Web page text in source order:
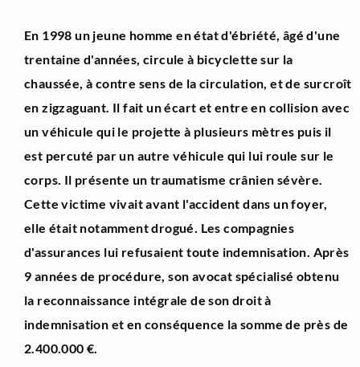
En 1998 un jeune homme en état d'ébriété, âgé d'une
trentaine d'années, circule à bicyclette sur la
chaussée, à contre sens de la circulation, et de surcroît
en zigzaguant. Il fait un écart et entre en collision avec
un véhicule qui le projette à plusieurs mètres puis il
est percuté par un autre véhicule qui lui roule sur le
corps. Il présente un traumatisme crânien sévère.
Cette victime vivait avant l'accident dans un foyer,
elle était notamment drogué. Les compagnies
d'assurances lui refusaient toute indemnisation. Après
9 années de procédure, son avocat spécialisé obtenu
la reconnaissance intégrale de son droit à
indemnisation et en conséquence la somme de près de
2.400.000 €.